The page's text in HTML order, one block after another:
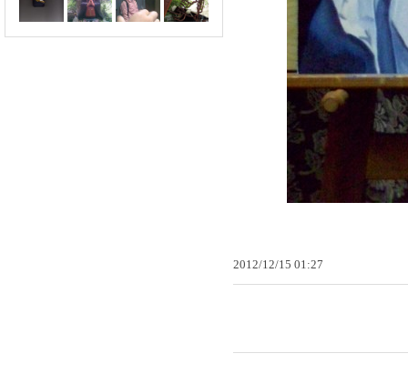
2012/12/15 01:27